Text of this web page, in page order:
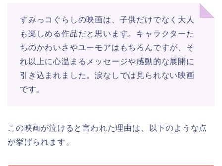
すみっコぐらしの映画は、子供だけでなく大人
も楽しめる作品だと思います。キャラクターた
ちのかわいさやユーモアはもちろんですが、そ
れ以上に心温まるメッセージや感動的な展開に
引き込まれました。涙なしでは見られない映画
です。
この映画が泣けると言われた理由は、以下のような点
が挙げられます。